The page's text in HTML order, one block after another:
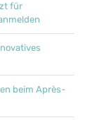
für
beim Après-